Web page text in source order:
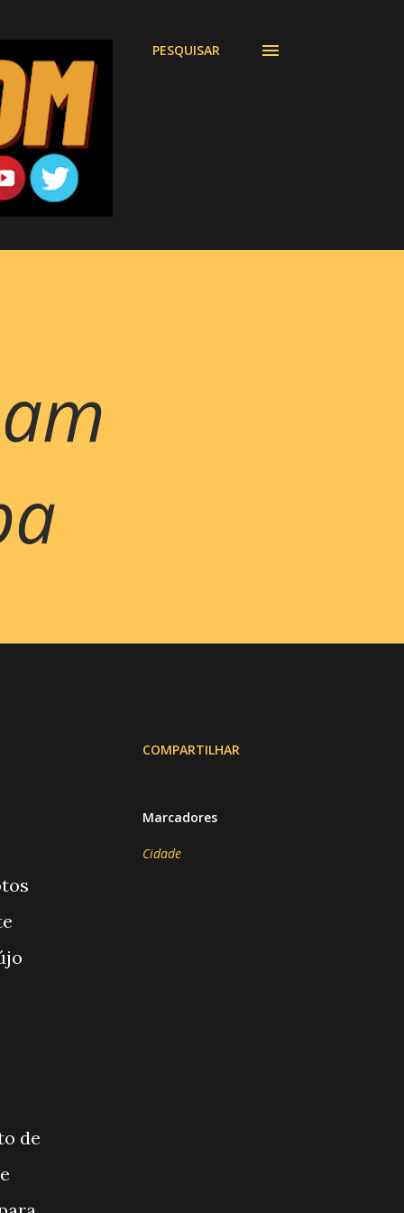
PESQUISAR
de
COMPARTILHAR
Marcadores
Cidade